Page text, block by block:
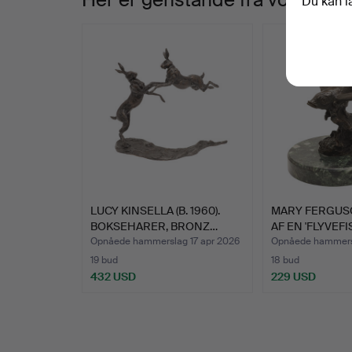
LUCY KINSELLA (B. 1960).
BOKSEHARER, BRONZ…
Opnåede hammerslag 17 apr 2026
19 bud
432 USD
MARY
AF EN
Opnåede
18 bud
229 USD